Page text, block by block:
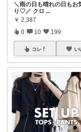
＼雨の日も晴れの日もお
り♡／ クロ ...
￥ 2,387
0 10 199
コレ い